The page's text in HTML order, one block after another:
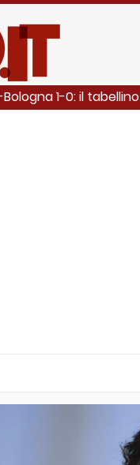
1-0: il tabellino